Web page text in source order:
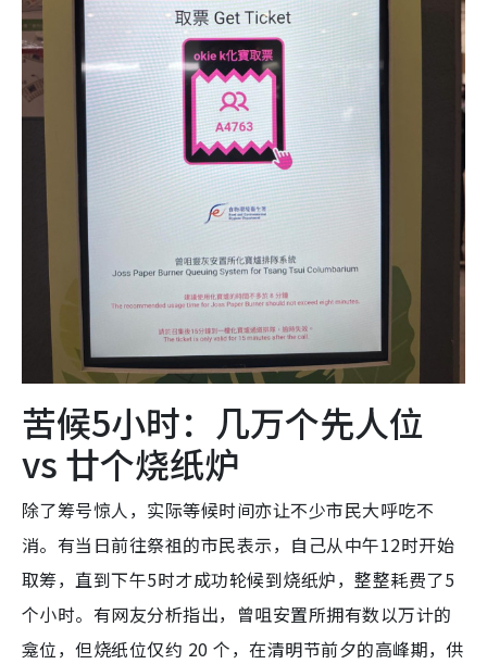
苦候5小时：几万个先人位
vs 廿个烧纸炉
除了筹号惊人，实际等候时间亦让不少市民大呼吃不
消。有当日前往祭祖的市民表示，自己从中午12时开始
取筹，直到下午5时才成功轮候到烧纸炉，整整耗费了5
个小时。有网友分析指出，曾咀安置所拥有数以万计的
龛位，但烧纸位仅约 20 个，在清明节前夕的高峰期，供